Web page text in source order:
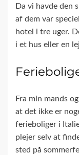
Da vi havde den
af dem var
hotel i tre uger.
i et hus eller en
Fra min mands
at det ikke er
ferieboliger i
plejer selv at
sted på